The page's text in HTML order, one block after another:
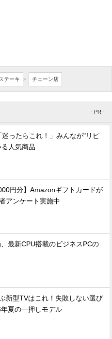
テーキ > チェーン店
- PR -
迷ったらこれ！」みんなが"リピ
人気商品
円分】Amazonギフトカードが
アンケート実施中
最新CPU搭載のビジネスPCの
新型TVはこれ！失敗しない選び
夏の一押しモデル